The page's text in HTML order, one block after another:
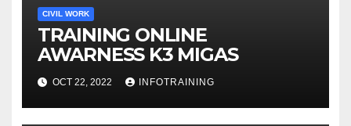
CIVIL WORK
TRAINING ONLINE
AWARNESS K3 MIGAS
OCT 22, 2022 INFOTRAINING